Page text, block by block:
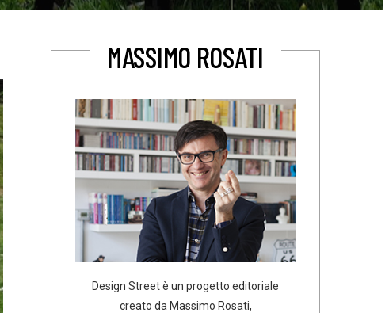
MASSIMO ROSATI
Design Street è un progetto editoriale
creato da Massimo Rosati,